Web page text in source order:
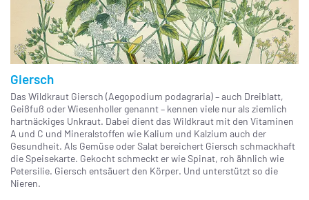
Giersch
Das Wildkraut Giersch (Aegopodium podagraria) – auch Dreiblatt,
Geißfuß oder Wiesenholler genannt – kennen viele nur als ziemlich
hartnäckiges Unkraut. Dabei dient das Wildkraut mit den Vitaminen
A und C und Mineralstoffen wie Kalium und Kalzium auch der
Gesundheit. Als Gemüse oder Salat bereichert Giersch schmackhaft
die Speisekarte. Gekocht schmeckt er wie Spinat, roh ähnlich wie
Petersilie. Giersch entsäuert den Körper. Und unterstützt so die
Nieren.